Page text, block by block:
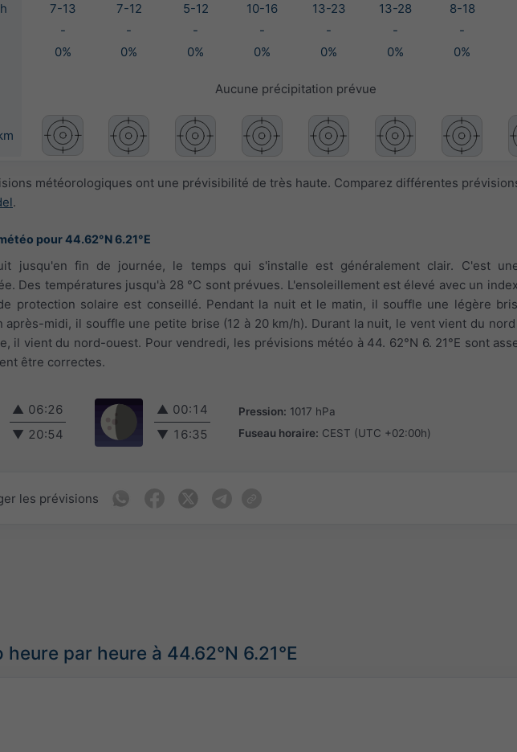
7-13 7-12 5-12 10-16 13-23 13-28 8-18
- - - - - - -
0% 0% 0% 0% 0% 0% 0%
Aucune précipitation prévue
météorologiques ont une prévisibilité de très haute. Comparez différentes
.
pour 44.62°N 6.21°E
jusqu'en fin de journée, le temps qui s'installe est généralement clair. C'est
Des températures jusqu'à 28 °C sont prévues. L'ensoleillement est élevé avec un
protection solaire est conseillé. Pendant la nuit et le matin, il souffle une légère
après-midi, il souffle une petite brise (12 à 20 km/h). Durant la nuit, le vent vient du
il vient du nord-ouest. Pour vendredi, les prévisions météo à 44. 62°N 6. 21°E sont
être correctes.
▲ 06:26
▼ 20:54
▲ 00:14
▼ 16:35
Pression: 1017 hPa
Fuseau horaire: CEST (UTC +02:00h)
les prévisions
heure par heure à 44.62°N 6.21°E